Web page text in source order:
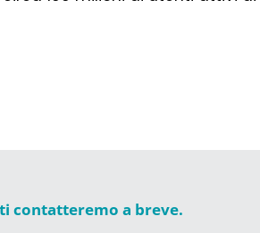
contatteremo a breve.